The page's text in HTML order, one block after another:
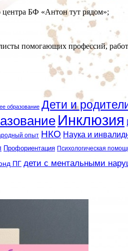
центра БФ «Антон тут рядом»;
помогающих профессий,
образование Дети и
Инклюзия
опыт НКО Наука и
Профориентация Психологическая
ПГ дети с ментальными